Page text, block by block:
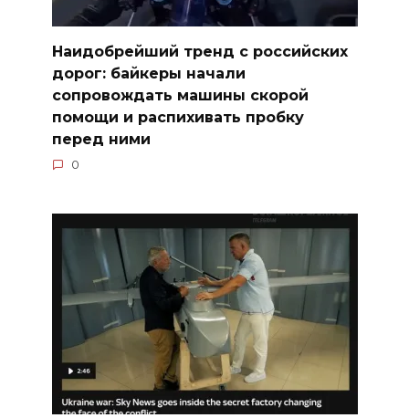
Наидобрейший тренд с российских
дорог: байкеры начали
сопровождать машины скорой
помощи и распихивать пробку
перед ними
0